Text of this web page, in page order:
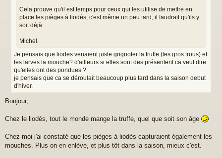
Cela prouve qu'il est temps pour ceux qui les utilise de mettre en
place les pièges à liodès, c'est même un peu tard, il faudrait qu'ils y
soit déjà.
Michel.
Je pensais que liodes venaient juste grignoter la truffe (les gros trous) et
les larves la mouche? d'ailleurs si elles sont des présentent ca veut dire
qu'elles ont des pondues ?
je pensais que ca se déroulait beaucoup plus tard dans la saison debut
d'hiver.
Bonjour,
Chez le liodès, tout le monde mange la truffe, quel que soit son âge
Chez moi j'ai constaté que les pièges à liodès capturaient également les
mouches. Plus on en enlève, et plus tôt dans la saison, mieux c'est.